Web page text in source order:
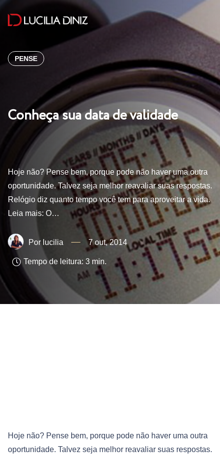
PENSE
Conheça sua data de validade
Hoje não? Pense bem, porque pode não haver uma outra
oportunidade. Talvez seja melhor reavaliar suas respostas.
Relógio diz quanto tempo você tem para aproveitar a vida.
Leia mais: O…
lucilia 7 out, 2014
Tempo de leitura: 3 min.
Hoje não? Pense bem, porque pode não haver uma outra
oportunidade. Talvez seja melhor reavaliar suas respostas.